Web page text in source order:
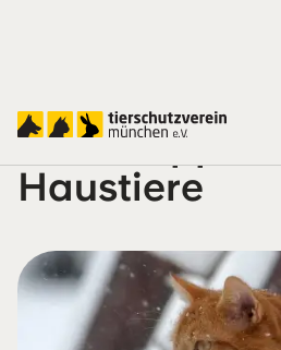
Wintertipps für
Haustiere